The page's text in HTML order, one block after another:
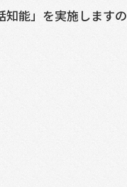
能」を実施します